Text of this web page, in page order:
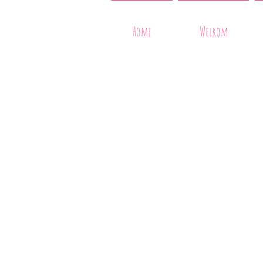
Home Welkom